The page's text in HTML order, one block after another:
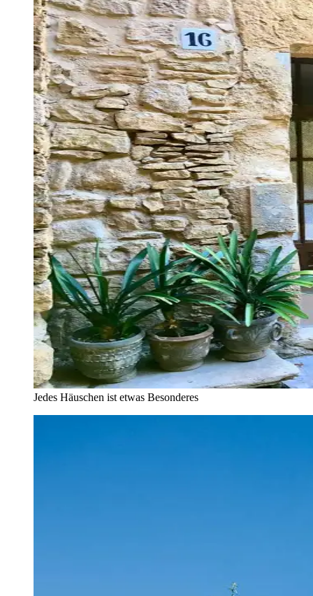
Jedes Häuschen ist etwas Besonderes